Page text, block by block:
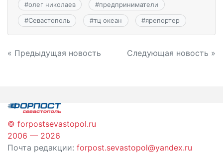
#олег николаев #предприниматели
#Севастополь #тц океан #ярепортер
Навигация
записям
« Предыдущая новость Следующая новость »
© forpostsevastopol.ru
2006 — 2026
Почта редакции: forpost.sevastopol@yandex.ru